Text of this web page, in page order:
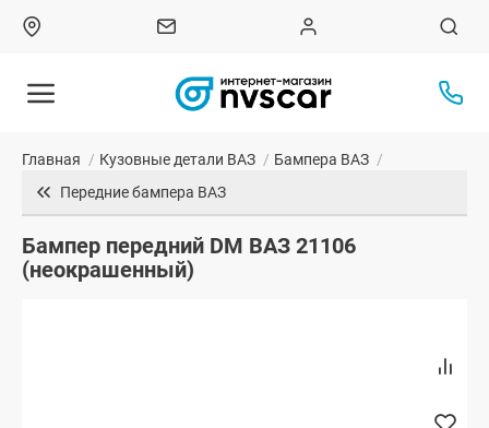
Главная / Кузовные детали ВАЗ / Бампера ВАЗ /
Передние бампера ВАЗ
Бампер передний DM ВАЗ 21106
(неокрашенный)